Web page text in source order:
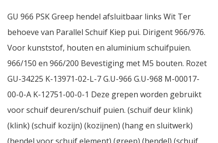
GU 966 PSK Greep hendel afsluitbaar links Wit Ter
behoeve van Parallel Schuif Kiep pui. Dirigent 966/976.
Voor kunststof, houten en aluminium schuifpuien.
966/150 en 966/200 Bevestiging met M5 bouten. Rozet
GU-34225 K-13971-02-L-7 G.U-966 G.U-968 M-00017-
00-0-A K-12751-00-0-1 Deze grepen worden gebruikt
voor schuif deuren/schuif puien. (schuif deur klink)
(klink) (schuif kozijn) (kozijnen) (hang en sluitwerk)